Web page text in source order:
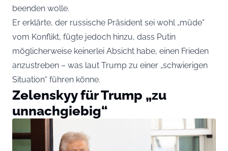
beenden wolle.
Er erklärte, der russische Präsident sei wohl „müde“
vom Konflikt, fügte jedoch hinzu, dass Putin
möglicherweise keinerlei Absicht habe, einen Frieden
anzustreben – was laut Trump zu einer „schwierigen
Situation“ führen könne.
Zelenskyy für Trump „zu
unnachgiebig“